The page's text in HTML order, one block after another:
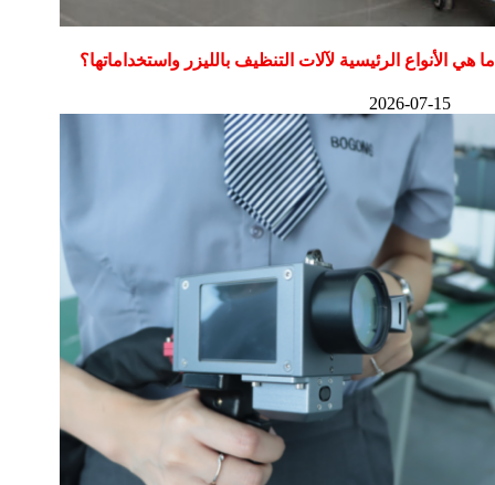
ما هي الأنواع الرئيسية لآلات التنظيف بالليزر واستخداماتها؟
2026-07-15